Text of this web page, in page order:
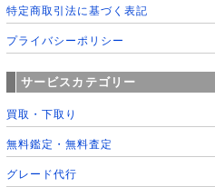
特定商取引法に基づく表記
プライバシーポリシー
サービスカテゴリー
買取・下取り
無料鑑定・無料査定
グレード代行